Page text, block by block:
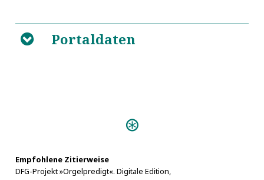
B Portaldaten
Empfohlene Zitierweise
DFG-Projekt »Orgelpredigt«. Digitale Edition,